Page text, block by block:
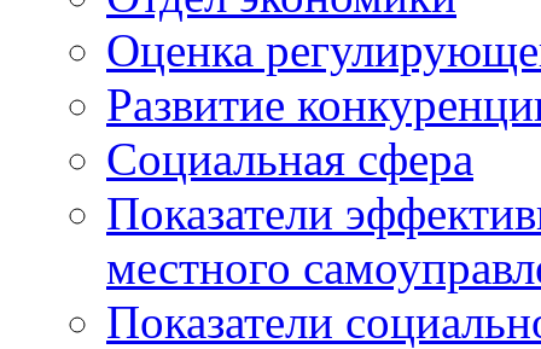
Оценка
Развитие
Социальная сфера
Показатели
местного
Показатели